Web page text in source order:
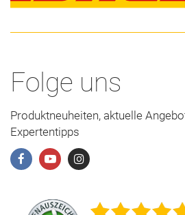
Folge uns
Produktneuheiten, aktuelle
Expertentipps